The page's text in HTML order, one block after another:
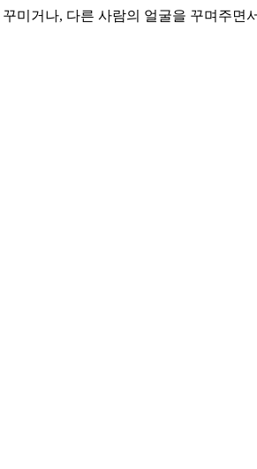
미거나, 다른 사람의 얼굴을 꾸며주면